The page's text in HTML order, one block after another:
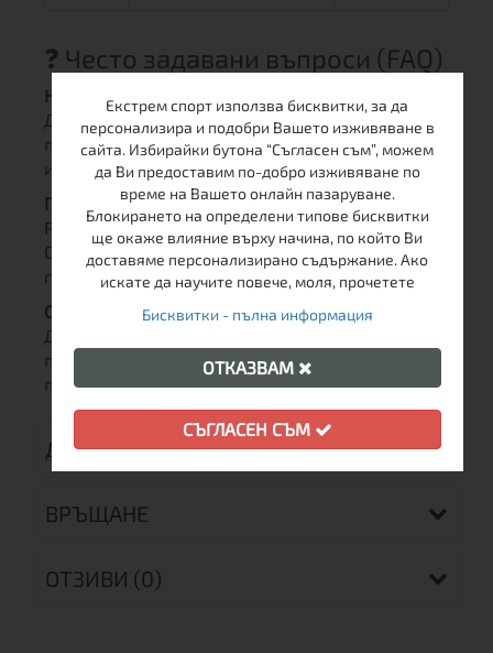
❓ Често задавани въпроси (FAQ)
Наистина ли тениската не се мачка?
Да, благодарение на добавения полиестер към
памука, материята е силно устойчива на гънки
и запазва формата си дори след часове носене.
Подходяща ли е за пране в пералня?
Разбира се. Препоръчваме пране на 30-40°C.
След изпиране просто я прострете и тя ще бъде
готова за носене без нужда от гладене.
Спазва ли стандартната номерация?
Да, кройката Regular Fit е стандартна. Ако
предпочитате по-свободно усещане, можете да
поръчате вашия обичаен размер.
ДОСТАВКА
ВРЪЩАНЕ
ОТЗИВИ (0)
Екстрем спорт използва бисквитки, за да
персонализира и подобри Вашето изживяване в
сайта. Избирайки бутона “Съгласен съм”, можем
да Ви предоставим по-добро изживяване по
време на Вашето онлайн пазаруване.
Блокирането на определени типове бисквитки
ще окаже влияние върху начина, по който Ви
доставяме персонализирано съдържание. Ако
искате да научите повече, моля, прочетете
Бисквитки - пълна информация
ОТКАЗВАМ
СЪГЛАСЕН СЪМ